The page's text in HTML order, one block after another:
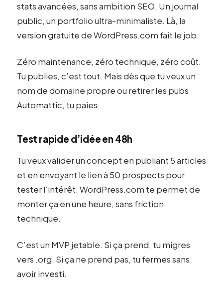
stats avancées, sans ambition SEO. Un journal
public, un portfolio ultra-minimaliste. Là, la
version gratuite de WordPress.com fait le job.
Zéro maintenance, zéro technique, zéro coût.
Tu publies, c’est tout. Mais dès que tu veux un
nom de domaine propre ou retirer les pubs
Automattic, tu paies.
Test rapide d’idée en 48h
Tu veux valider un concept en publiant 5 articles
et en envoyant le lien à 50 prospects pour
tester l’intérêt. WordPress.com te permet de
monter ça en une heure, sans friction
technique.
C’est un MVP jetable. Si ça prend, tu migres
vers .org. Si ça ne prend pas, tu fermes sans
avoir investi.